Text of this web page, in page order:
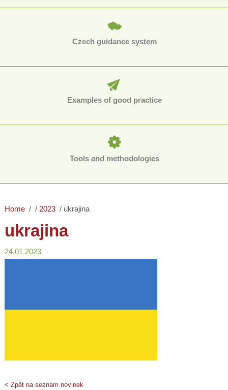
Czech guidance system
Examples of good practice
Tools and methodologies
Home 2023 ukrajina
ukrajina
24.01.2023
< Zpět na seznam novinek